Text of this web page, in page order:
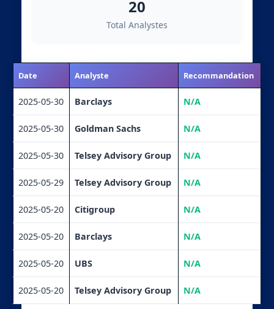
20
Total Analystes
Date Analyste Recommandation
2025-05-30 Barclays N/A
2025-05-30 Goldman Sachs N/A
2025-05-30 Telsey Advisory Group N/A
2025-05-29 Telsey Advisory Group N/A
2025-05-20 Citigroup N/A
2025-05-20 Barclays N/A
2025-05-20 UBS N/A
2025-05-20 Telsey Advisory Group N/A